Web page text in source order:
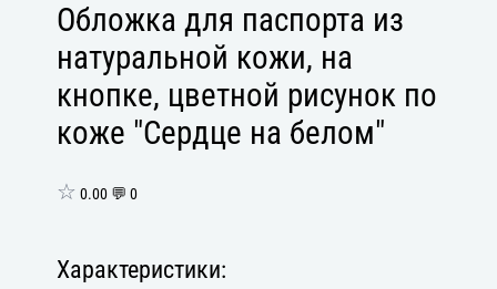
Обложка для паспорта из
натуральной кожи, на
кнопке, цветной рисунок по
коже "Сердце на белом"
☆ 0.00 💬 0
Характеристики: